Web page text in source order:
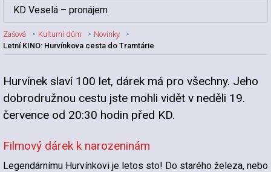
KD Veselá – pronájem
Zašová Kulturní dům
Novinky
Letní KINO: Hurvínkova cesta do Tramtárie
Nadpis článku
Hurvínek slaví 100 let, dárek má pro všechny. Jeho
dobrodružnou cestu jste mohli vidět v neděli 19.
července od 20:30 hodin před KD.
Filmový dárek k narozeninám
Legendárnímu Hurvínkovi je letos sto! Do starého železa, nebo